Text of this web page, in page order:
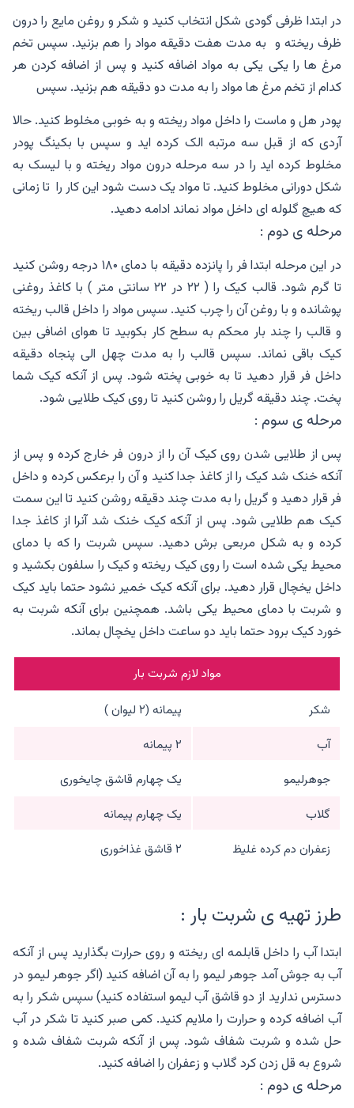
در ابتدا ظرفی گودی شکل انتخاب کنید و شکر و روغن مایع را درون
ظرف ریخته و به مدت هفت دقیقه مواد را هم بزنید. سپس تخم
مرغ ها را یکی یکی به مواد اضافه کنید و پس از اضافه کردن هر
کدام از تخم مرغ ها مواد را به مدت دو دقیقه هم بزنید. سپس
پودر هل و ماست را داخل مواد ریخته و به خوبی مخلوط کنید. حالا
آردی که از قبل سه مرتبه الک کرده اید و سپس با بکینگ پودر
مخلوط کرده اید را در سه مرحله درون مواد ریخته و با لیسک به
شکل دورانی مخلوط کنید. تا مواد یک دست شود این کار را تا زمانی
که هیچ گلوله ای داخل مواد نماند ادامه دهید.
مرحله ی دوم :
در این مرحله ابتدا فر را پانزده دقیقه با دمای ۱۸۰ درجه روشن کنید
تا گرم شود. قالب کیک را ( ۲۲ در ۲۲ سانتی متر ) با کاغذ روغنی
پوشانده و با روغن آن را چرب کنید. سپس مواد را داخل قالب ریخته
و قالب را چند بار محکم به سطح کار بکوبید تا هوای اضافی بین
کیک باقی نماند. سپس قالب را به مدت چهل الی پنجاه دقیقه
داخل فر قرار دهید تا به خوبی پخته شود. پس از آنکه کیک شما
پخت. چند دقیقه گریل را روشن کنید تا روی کیک طلایی شود.
مرحله ی سوم :
پس از طلایی شدن روی کیک آن را از درون فر خارج کرده و پس از
آنکه خنک شد کیک را از کاغذ جدا کنید و آن را برعکس کرده و داخل
فر قرار دهید و گریل را به مدت چند دقیقه روشن کنید تا این سمت
کیک هم طلایی شود. پس از آنکه کیک خنک شد آنرا از کاغذ جدا
کرده و به شکل مربعی برش دهید. سپس شربت را که با دمای
محیط یکی شده است را روی کیک ریخته و کیک را سلفون بکشید و
داخل یخچال قرار دهید. برای آنکه کیک خمیر نشود حتما باید کیک
و شربت با دمای محیط یکی باشد. همچنین برای آنکه شربت به
خورد کیک برود حتما باید دو ساعت داخل یخچال بماند.
مواد لازم شربت بار
شکر
پیمانه (۲ لیوان )
آب
۲ پیمانه
جوهرلیمو
یک چهارم قاشق چایخوری
گلاب
یک چهارم پیمانه
زعفران دم کرده غلیظ
۲ قاشق غذاخوری
طرز تهیه ی شربت بار :
ابتدا آب را داخل قابلمه ای ریخته و روی حرارت بگذارید پس از آنکه
آب به جوش آمد جوهر لیمو را به آن اضافه کنید (اگر جوهر لیمو‌ در
دسترس ندارید از دو قاشق آب لیمو‌ استفاده کنید) سپس شکر را به
آب اضافه کرده و حرارت را ملایم کنید. کمی صبر کنید تا شکر در آب
حل شده و شربت شفاف شود. پس از آنکه شربت شفاف شده و
شروع به قل زدن کرد گلاب و زعفران را اضافه کنید.
مرحله ی دوم :